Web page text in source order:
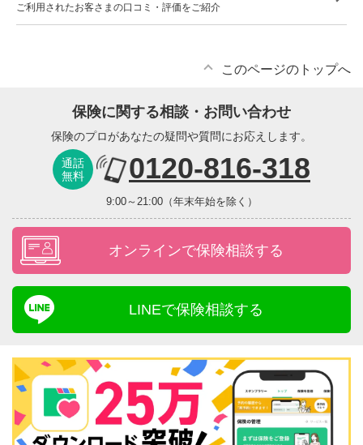
ご利用されたお客さまの口コミ・評価をご紹介
このページのトップへ
保険に関する相談・お問い合わせ
保険のプロがあなたの疑問や質問にお応えします。
通話
無料
0120-816-318
9:00～21:00（年末年始を除く）
オンラインで保険相談する
LINEで保険相談する